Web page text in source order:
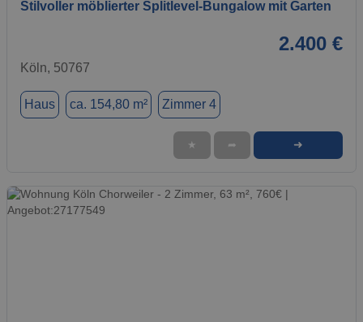
Stilvoller möblierter Splitlevel-Bungalow mit Garten
2.400 €
Köln, 50767
Haus ca. 154,80 m² Zimmer 4
★ ➦ ➜